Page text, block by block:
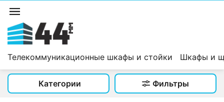
Телекоммуникационные шкафы и стойки Шкафы и
Категории Фильтры